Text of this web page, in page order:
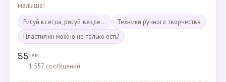
малыша!
Рисуй всегда, рисуй везде...
Техники ручного творчества
Пластилин можно не только есть!
55тем
1 557 сообщений